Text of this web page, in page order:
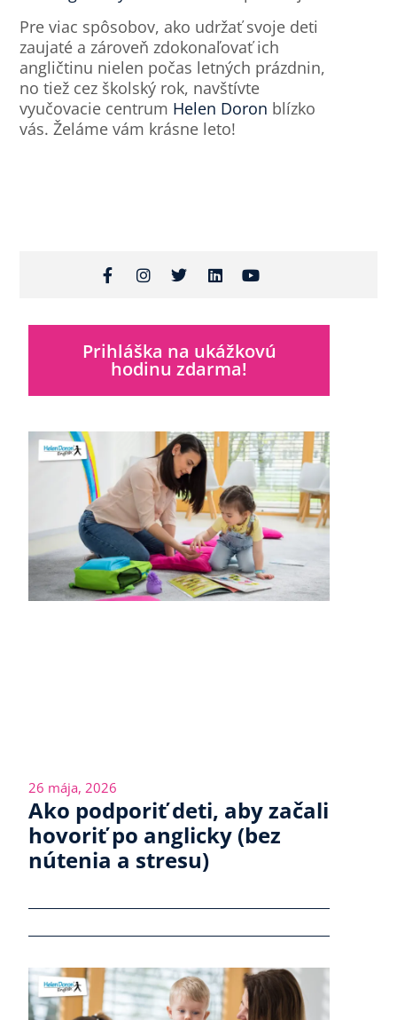
Pre viac spôsobov, ako udržať svoje deti
zaujaté a zároveň zdokonaľovať ich
angličtinu nielen počas letných prázdnin,
no tiež cez školský rok, navštívte
vyučovacie centrum Helen Doron blízko
vás. Želáme vám krásne leto!
Prihláška na ukážkovú
hodinu zdarma!
26 mája, 2026
Ako podporiť deti, aby začali
hovoriť po anglicky (bez
nútenia a stresu)